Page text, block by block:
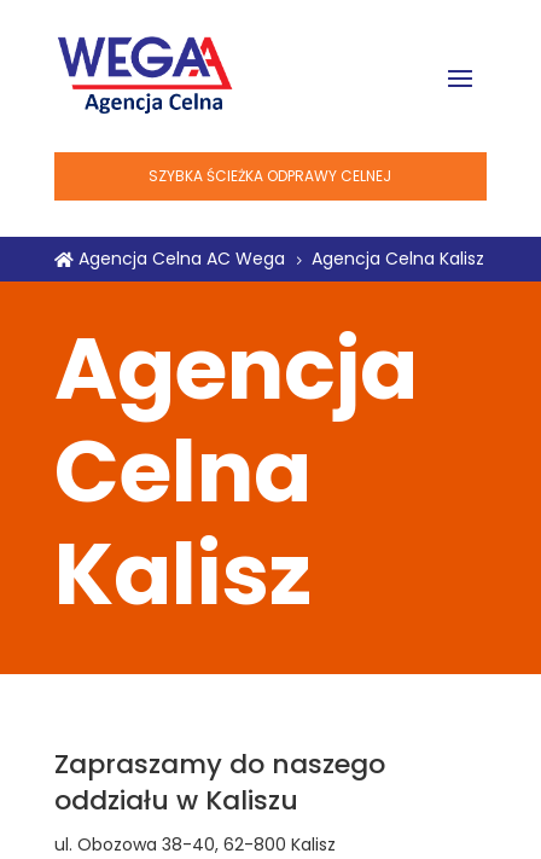
SZYBKA ŚCIEŻKA ODPRAWY CELNEJ
 Agencja Celna AC Wega 5 Agencja Celna Kalisz
Agencja
Celna
Kalisz
Zapraszamy do naszego
oddziału w Kaliszu
ul. Obozowa 38-40, 62-800 Kalisz